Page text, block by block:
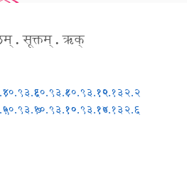
. सूक्तम् . ऋक्
१०.९३.६
१०.९३.७
१०.९३.८
१०.९३.१०
१०.९३.१२
१०.९३.१४
१०.१३२.२
१०.१३२.६